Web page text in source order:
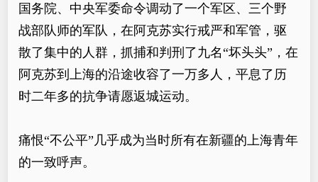
国务院、中央军委命令调动了一个军区、三个野
战部队师的军队，在阿克苏实行戒严和军管，驱
散了集中的人群，抓捕和判刑了九名“坏头头”，在
阿克苏到上海的沿途收容了一万多人，平息了历
时二年多的抗争请愿返城运动。
痛恨“不公平”几乎成为当时所有在新疆的上海青年
的一致呼声。